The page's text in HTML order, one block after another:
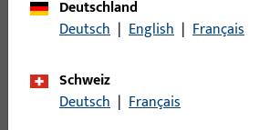
B 9000 0107 |
Deutschland
Deutsch | English | Français
Schweiz
Deutsch | Français